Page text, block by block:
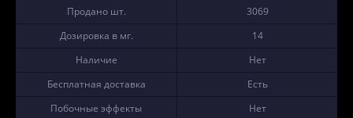
Продано шт.
3069
Дозировка в мг.
14
Наличие
Нет
Бесплатная доставка
Есть
Побочные эффекты
Нет